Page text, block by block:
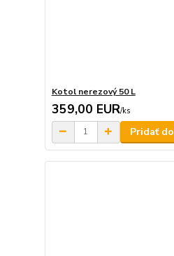
Kotol nerezový 50 L
359,00 EUR/ks
Pridať